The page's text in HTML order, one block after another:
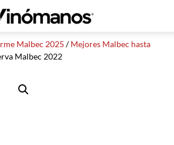
Malbec 2025 /Mejores Malbec hasta
Malbec 2022